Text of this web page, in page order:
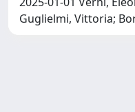
Guglielmi, Vittoria;